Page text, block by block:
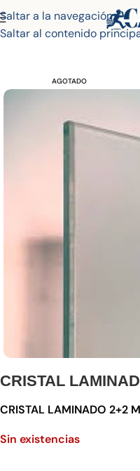
Saltar a la navegación
Saltar al contenido
Inicio Tienda Ferretería
AGOTADO
CRISTAL
CRISTAL LAMINADO 2+2
Sin existencias